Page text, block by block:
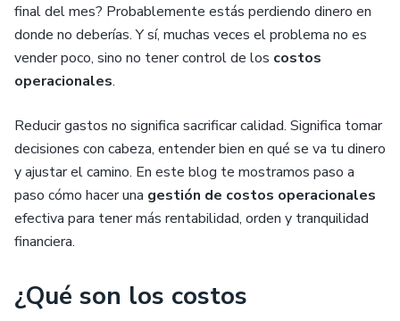
final del mes? Probablemente estás perdiendo dinero en
donde no deberías. Y sí, muchas veces el problema no es
vender poco, sino no tener control de los costos
operacionales.
Reducir gastos no significa sacrificar calidad. Significa tomar
decisiones con cabeza, entender bien en qué se va tu dinero
y ajustar el camino. En este blog te mostramos paso a
paso cómo hacer una gestión de costos operacionales
efectiva para tener más rentabilidad, orden y tranquilidad
financiera.
¿Qué son los costos